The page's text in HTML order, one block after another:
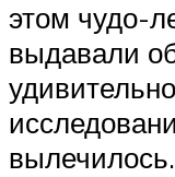
этом чудо-
выдавали
вылечилось.